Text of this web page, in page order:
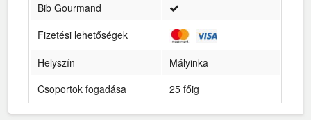
Bib Gourmand
Fizetési lehetőségek
Helyszín
Mályinka
Csoportok fogadása
25 főig